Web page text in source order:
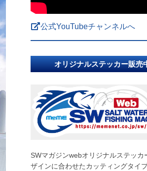
公式YouTubeチャンネルへ
オリジナルステッカー販売
SWマガジンwebオリジナルステッカ
ザインに合わせたカッティングタイプ